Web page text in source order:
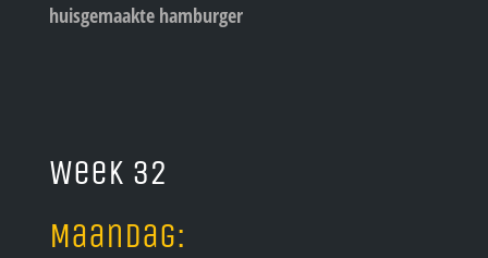
huisgemaakte hamburger
Week 32
Maandag: